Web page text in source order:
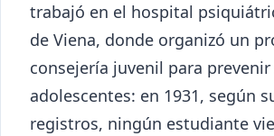
trabajó en el hospital
de Viena, donde organizó un
consejería juvenil para
adolescentes: en 1931, según
registros, ningún estudiante